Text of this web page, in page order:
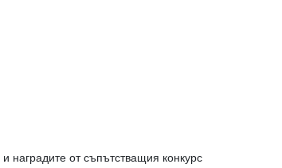
наградите от съпътстващия конкурс